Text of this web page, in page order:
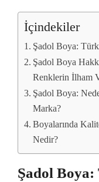
İçindekiler
Şadol Boya:
Şadol Boya
Renklerin İlham
Şadol Boya:
Marka?
Boyalarında
Nedir?
Şadol